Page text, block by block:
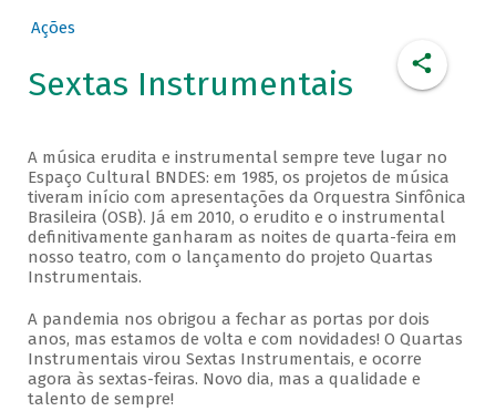
Ações
Sextas Instrumentais
A música erudita e instrumental sempre teve lugar no
Espaço Cultural BNDES: em 1985, os projetos de música
tiveram início com apresentações da Orquestra Sinfônica
Brasileira (OSB). Já em 2010, o erudito e o instrumental
definitivamente ganharam as noites de quarta-feira em
nosso teatro, com o lançamento do projeto Quartas
Instrumentais.
A pandemia nos obrigou a fechar as portas por dois
anos, mas estamos de volta e com novidades! O Quartas
Instrumentais virou Sextas Instrumentais, e ocorre
agora às sextas-feiras. Novo dia, mas a qualidade e
talento de sempre!